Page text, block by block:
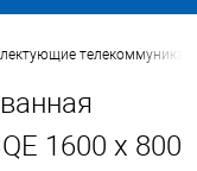
1600 х 800